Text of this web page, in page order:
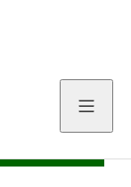
得制限、必要書類の中身
定基準、所